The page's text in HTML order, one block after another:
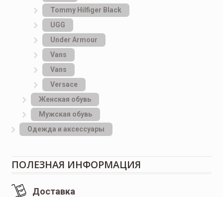
Tommy Hilfiger Black
UGG
Under Armour
Vans
Vans
Versace
Женская обувь
Мужская обувь
Одежда и аксессуары
ПОЛЕЗНАЯ ИНФОРМАЦИЯ
Доставка